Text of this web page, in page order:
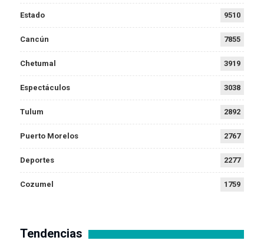
Estado 9510
Cancún 7855
Chetumal 3919
Espectáculos 3038
Tulum 2892
Puerto Morelos 2767
Deportes 2277
Cozumel 1759
Tendencias